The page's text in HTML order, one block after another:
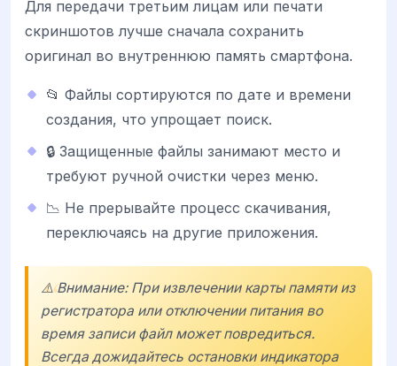
Для передачи третьим лицам или печати
скриншотов лучше сначала сохранить
оригинал во внутреннюю память смартфона.
📂 Файлы сортируются по дате и времени
создания, что упрощает поиск.
🔒 Защищенные файлы занимают место и
требуют ручной очистки через меню.
📉 Не прерывайте процесс скачивания,
переключаясь на другие приложения.
⚠️ Внимание: При извлечении карты памяти из
регистратора или отключении питания во
время записи файл может повредиться.
Всегда дожидайтесь остановки индикатора